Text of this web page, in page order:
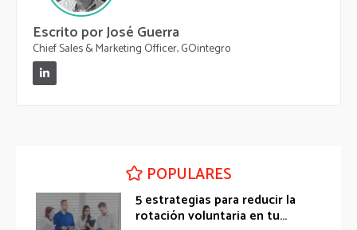
Escrito por José Guerra
Chief Sales & Marketing Officer, GOintegro
POPULARES
5 estrategias para reducir la
rotación voluntaria en tu...